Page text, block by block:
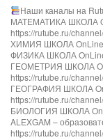
Наши каналы на
МАТЕМАТИКА ШКОЛА
https://rutube.ru/
ХИМИЯ ШКОЛА OnLine
ФИЗИКА ШКОЛА
ГЕОМЕТРИЯ ШКОЛА
https://rutube.ru/
ГЕОГРАФИЯ ШКОЛА
https://rutube.ru/
БИОЛОГИЯ ШКОЛА
ALEXGAM –
https://rutube.ru/